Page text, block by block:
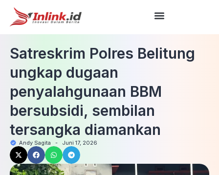
Satreskrim Polres Belitung
ungkap dugaan
penyalahgunaan BBM
bersubsidi, sembilan
tersangka diamankan
Andy Sagita - Juni 17, 2026